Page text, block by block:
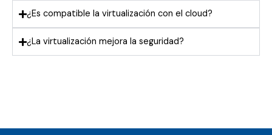
¿Es compatible la virtualización con el cloud?
¿La virtualización mejora la seguridad?